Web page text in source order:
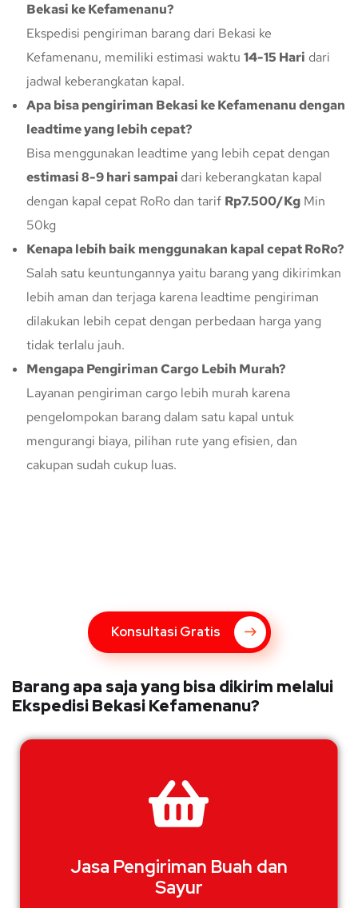
Bekasi ke Kefamenanu?
Ekspedisi pengiriman barang dari Bekasi ke
Kefamenanu, memiliki estimasi waktu 14-15 Hari dari
jadwal keberangkatan kapal.
Apa bisa pengiriman Bekasi ke Kefamenanu dengan
leadtime yang lebih cepat?
Bisa menggunakan leadtime yang lebih cepat dengan
estimasi 8-9 hari sampai dari keberangkatan kapal
dengan kapal cepat RoRo dan tarif Rp7.500/Kg Min
50kg
Kenapa lebih baik menggunakan kapal cepat RoRo?
Salah satu keuntungannya yaitu barang yang dikirimkan
lebih aman dan terjaga karena leadtime pengiriman
dilakukan lebih cepat dengan perbedaan harga yang
tidak terlalu jauh.
Mengapa Pengiriman Cargo Lebih Murah?
Layanan pengiriman cargo lebih murah karena
pengelompokan barang dalam satu kapal untuk
mengurangi biaya, pilihan rute yang efisien, dan
cakupan sudah cukup luas.
Konsultasi Gratis
Barang apa saja yang bisa dikirim melalui
Ekspedisi Bekasi Kefamenanu?
Jasa Pengiriman Buah dan
Sayur